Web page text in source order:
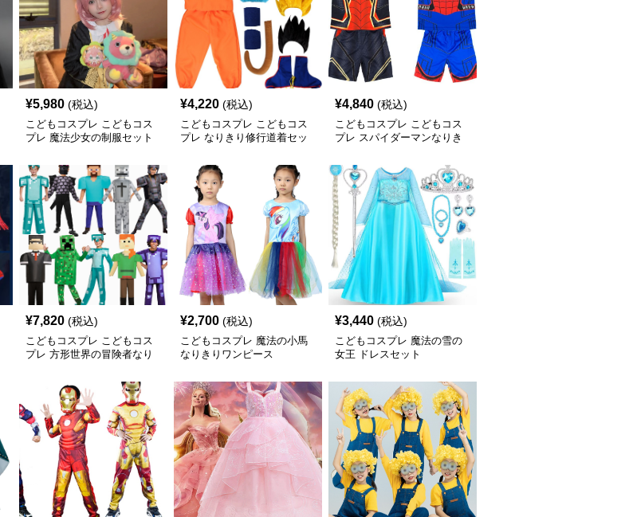
¥5,980 (税込)
こどもコスプレ こどもコス
プレ 魔法少女の制服セット
¥4,220 (税込)
こどもコスプレ こどもコス
プレ なりきり修行道着セッ
¥4,840 (税込)
こどもコスプレ こどもコス
プレ スパイダーマンなりき
¥7,820 (税込)
こどもコスプレ こどもコス
プレ 方形世界の冒険者なり
¥2,700 (税込)
こどもコスプレ 魔法の小馬
なりきりワンピース
¥3,440 (税込)
こどもコスプレ 魔法の雪の
女王 ドレスセット